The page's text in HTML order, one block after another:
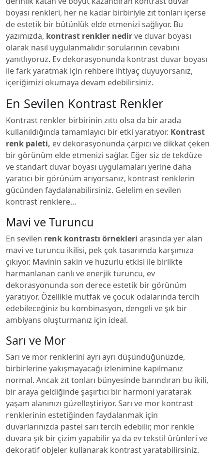
boyası renkleri, her ne kadar birbiriyle zıt tonları içerse
de estetik bir bütünlük elde etmenizi sağlıyor. Bu
yazımızda, kontrast renkler nedirve duvar boyası
olarak nasıl uygulanmalıdır sorularının cevabını
yanıtlıyoruz. Ev dekorasyonunda kontrast duvar boyası
ile fark yaratmak için rehbere ihtiyaç duyuyorsanız,
içeriğimizi okumaya devam edebilirsiniz.
En Sevilen Kontrast Renkler
Kontrast renkler birbirinin zıttı olsa da bir arada
kullanıldığında tamamlayıcı bir etki yaratıyor. Kontrast
renk paleti, ev dekorasyonunda çarpıcı ve dikkat çeken
bir görünüm elde etmenizi sağlar. Eğer siz de tekdüze
ve standart duvar boyası uygulamaları yerine daha
yaratıcı bir görünüm arıyorsanız, kontrast renklerin
gücünden faydalanabilirsiniz. Gelelim en sevilen
kontrast renklere…
Mavi ve Turuncu
En sevilen renk kontrastı örnekleri arasında yer alan
mavi ve turuncu ikilisi, pek çok tasarımda karşımıza
çıkıyor. Mavinin sakin ve huzurlu etkisi ile birlikte
harmanlanan canlı ve enerjik turuncu, ev
dekorasyonunda son derece estetik bir görünüm
yaratıyor. Özellikle mutfak ve çocuk odalarında tercih
edebileceğiniz bu kombinasyon, dengeli ve şık bir
ambiyans oluşturmanız için ideal.
Sarı ve Mor
Sarı ve mor renklerini ayrı ayrı düşündüğünüzde,
birbirlerine yakışmayacağı izlenimine kapılmanız
normal. Ancak zıt tonları bünyesinde barındıran bu ikili,
bir araya geldiğinde şaşırtıcı bir harmoni yaratarak
yaşam alanınızı güzelleştiriyor. Sarı ve mor kontrast
renklerinin estetiğinden faydalanmak için
duvarlarınızda pastel sarı tercih edebilir, mor renkle
duvara şık bir çizim yapabilir ya da ev tekstil ürünleri ve
dekoratif objeler kullanarak kontrast yaratabilirsiniz.